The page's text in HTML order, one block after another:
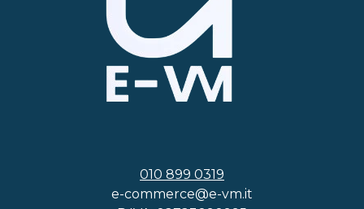
010 899 0319
e-commerce@e-vm.it